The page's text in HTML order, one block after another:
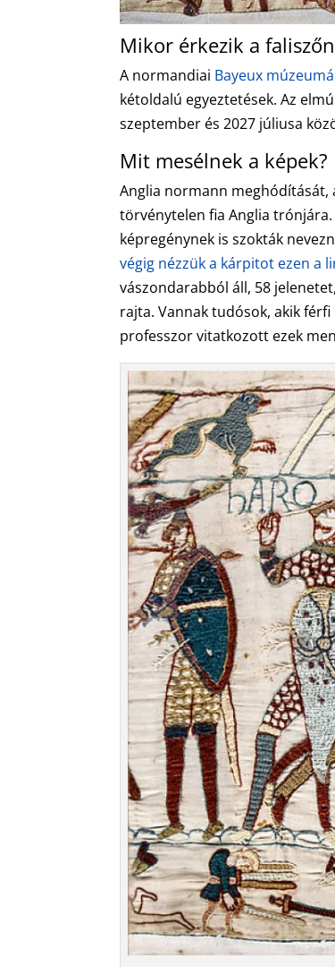
Mikor érkezik a
A normandiai Bayeux
kétoldalú egyeztetések. Az
szeptember és 2027 júliusa
Mit mesélnek a képek?
Anglia normann
törvénytelen fia Anglia
képregénynek is szokták
végig nézzük a kárpitot ezen a
vászondarabból áll, 58
rajta. Vannak tudósok, akik
professzor vitatkozott ezek